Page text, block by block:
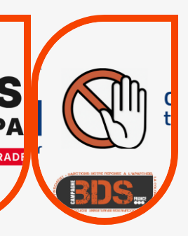
RESPECT DU DROIT
INTERNATIONAL ?
TRUMP, MACRON :
MÊME COMBAT
| Actus |
| Boycott militaire |
Lettres d'interpellation